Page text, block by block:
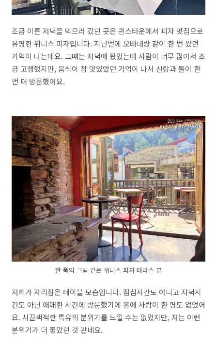
조금 이른 저녁을 먹으러 갔던 곳은 퀸스타운에서 피자 맛집으로
유명한 위니스 피자입니다. 지난번에 오빠네랑 같이 한 번 왔던
기억이 나는데요. 그때는 저녁에 왔었는데 사람이 너무 많아서 조
금 고생했지만, 음식이 참 맛있었던 기억이 나서 신랑과 둘이 한
번 더 방문했어요.
한 폭의 그림 같은 위니스 피자 테라스 뷰
저희가 자리잡은 테이블 모습입니다. 점심시간도 아니고 저녁시
간도 아닌 애매한 시간에 방문했기에 홀에 사람이 한 명도 없었어
요. 시끌벅적한 특유의 분위기를 느낄 수는 없었지만, 저는 이런
분위기가 더 좋았던 것 같네요.